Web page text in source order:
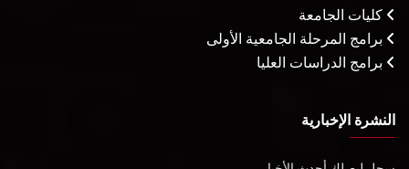
كليات الجامعة
برامج المرحلة الجامعية الأولى
برامج الدراسات العليا
النشرة الإخبارية